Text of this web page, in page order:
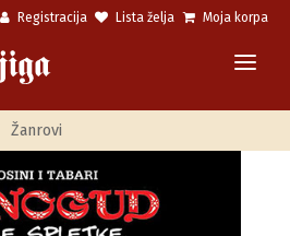
Registracija Lista želja Moja korpa
Žanrovi